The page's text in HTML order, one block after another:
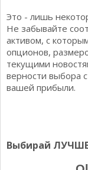
Это - лишь
Не забывайте
активом, с
опционов,
текущими
верности выбора
вашей прибыли.
Выбирай